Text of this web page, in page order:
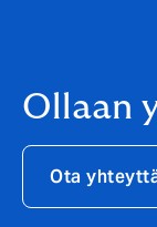
Ollaan
Ota